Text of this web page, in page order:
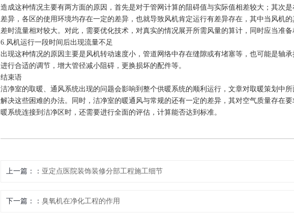
造成这种情况主要有两方面的原因，首先是对于管网计算的阻碍值与实际值相差较大；其次
差异，各区的使用环境均存在一定的差异，也就导致风机肯定运行有差异存在，其中当风机
差时流量相对较大。对此，需要优化技术，对真实的情况展开所需风量的算计，同时应当准备
6.风机运行一段时间后出现流量不足
出现这种情况的原因主要是风机转动速度小，管道网络中存在缝隙或有堵塞等，也可能是轴
进行合适的调节，增大管径减小阻碍，更换损坏的配件等。
结束语
洁净室的取暖、通风系统出现的问题会影响到整个供暖系统的顺利运行，文章对取暖策划中
解决这些困难的办法。同时，洁净室的暖通风与常规的还有一定的差异，其对空气质量存在
暖系统连接到洁净区时，还需要进行全面的评估，计算能否达到标准。
上一篇： 亚定点医院装饰装修分部工程施工细节
下一篇： 臭氧机在净化工程的作用